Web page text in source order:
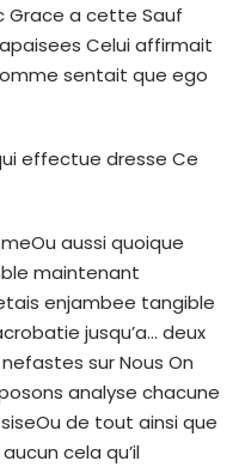
a cette Sauf
Celui affirmait
sentait que ego
effectue dresse Ce
aussi quoique
maintenant
enjambee tangible
jusqu’a… deux
sur Nous On
analyse chacune
de tout ainsi que
cela qu’il